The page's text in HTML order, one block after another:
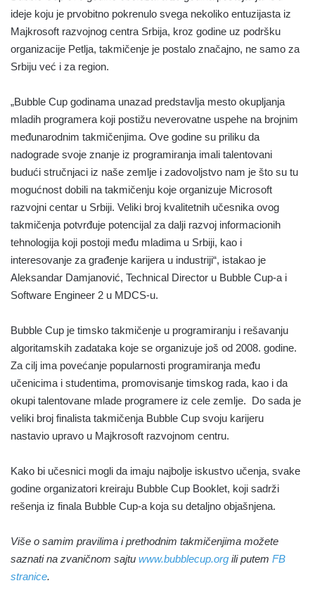
ideje koju je prvobitno pokrenulo svega nekoliko entuzijasta iz
Majkrosoft razvojnog centra Srbija, kroz godine uz podršku
organizacije Petlja, takmičenje je postalo značajno, ne samo za
Srbiju već i za region.
„Bubble Cup godinama unazad predstavlja mesto okupljanja
mladih programera koji postižu neverovatne uspehe na brojnim
međunarodnim takmičenjima. Ove godine su priliku da
nadograde svoje znanje iz programiranja imali talentovani
budući stručnjaci iz naše zemlje i zadovoljstvo nam je što su tu
mogućnost dobili na takmičenju koje organizuje Microsoft
razvojni centar u Srbiji. Veliki broj kvalitetnih učesnika ovog
takmičenja potvrđuje potencijal za dalji razvoj informacionih
tehnologija koji postoji među mladima u Srbiji, kao i
interesovanje za građenje karijera u industriji“, istakao je
Aleksandar Damjanović, Technical Director u Bubble Cup-a i
Software Engineer 2 u MDCS-u.
Bubble Cup je timsko takmičenje u programiranju i rešavanju
algoritamskih zadataka koje se organizuje još od 2008. godine.
Za cilj ima povećanje popularnosti programiranja među
učenicima i studentima, promovisanje timskog rada, kao i da
okupi talentovane mlade programere iz cele zemlje. Do sada je
veliki broj finalista takmičenja Bubble Cup svoju karijeru
nastavio upravo u Majkrosoft razvojnom centru.
Kako bi učesnici mogli da imaju najbolje iskustvo učenja, svake
godine organizatori kreiraju Bubble Cup Booklet, koji sadrži
rešenja iz finala Bubble Cup-a koja su detaljno objašnjena.
Više o samim pravilima i prethodnim takmičenjima možete
saznati na zvaničnom sajtu www.bubblecup.org ili putem FB
stranice.